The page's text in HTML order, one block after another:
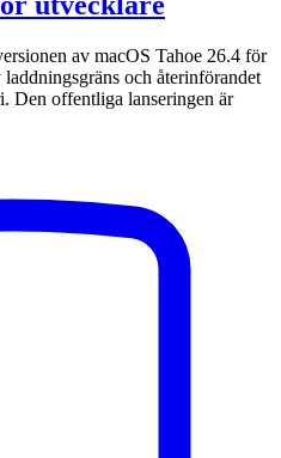
av macOS Tahoe 26.4 för
och återinförandet
Den offentliga lanseringen är